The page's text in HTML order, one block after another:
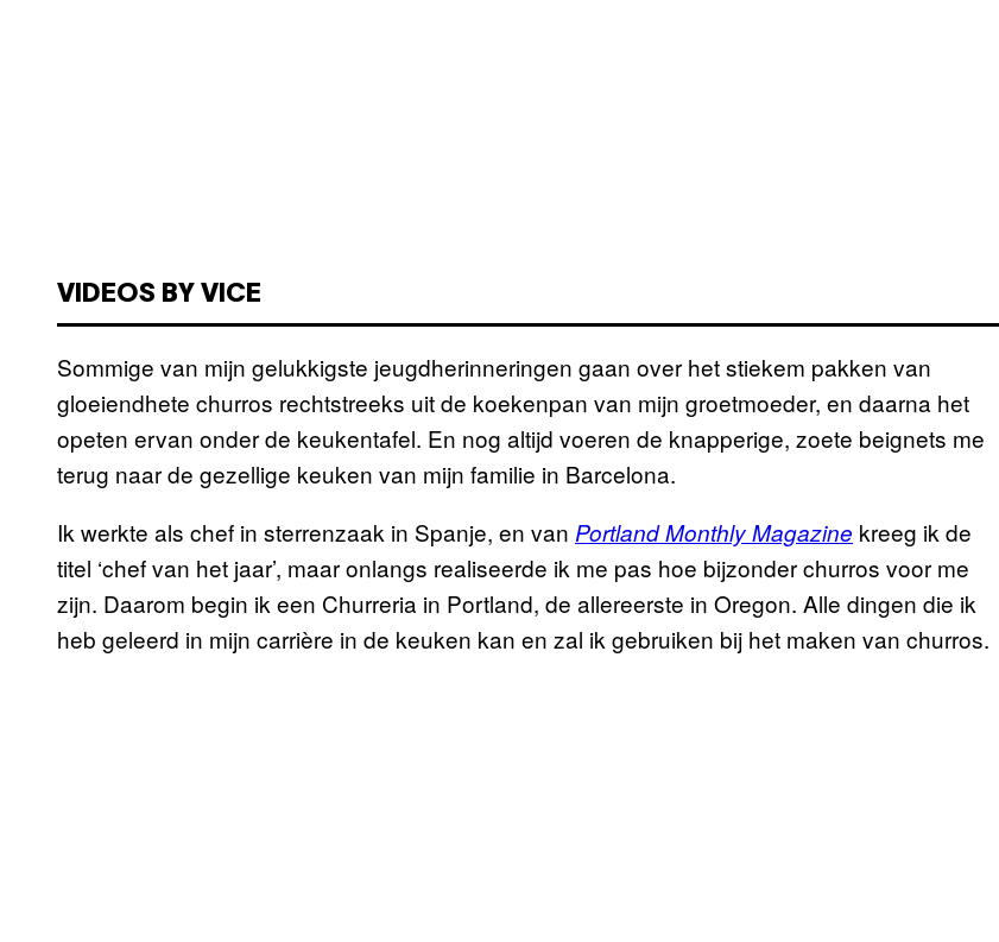
VIDEOS BY VICE
Sommige van mijn gelukkigste jeugdherinneringen gaan over het stiekem pakken van
gloeiendhete churros rechtstreeks uit de koekenpan van mijn groetmoeder, en daarna het
opeten ervan onder de keukentafel. En nog altijd voeren de knapperige, zoete beignets me
terug naar de gezellige keuken van mijn familie in Barcelona.
Ik werkte als chef in sterrenzaak in Spanje, en van Portland Monthly Magazine kreeg ik de
titel ‘chef van het jaar’, maar onlangs realiseerde ik me pas hoe bijzonder churros voor me
zijn. Daarom begin ik een Churreria in Portland, de allereerste in Oregon. Alle dingen die ik
heb geleerd in mijn carrière in de keuken kan en zal ik gebruiken bij het maken van churros.